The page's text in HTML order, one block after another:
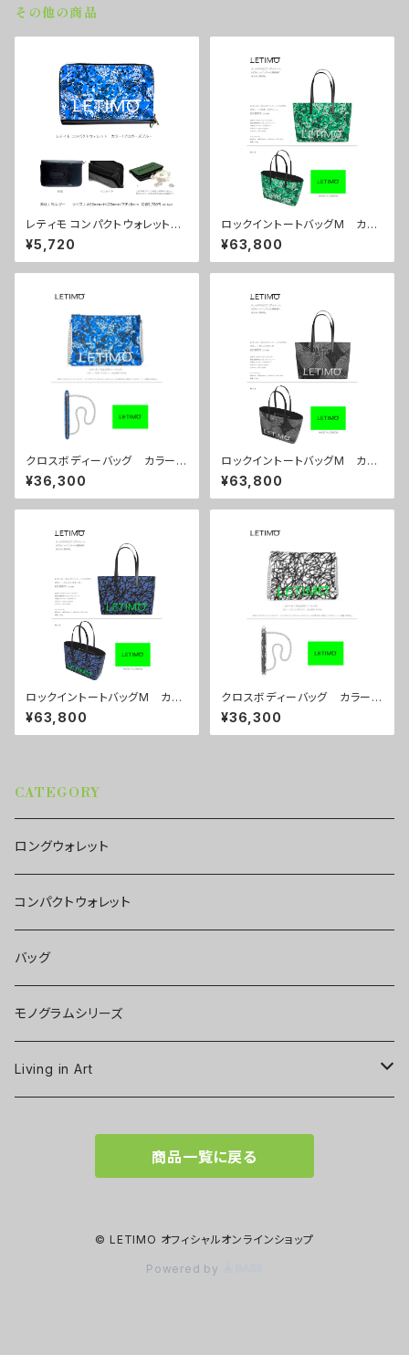
その他の商品
レティモ コンパクトウォレット
カラー/プロポーズブルー ■配
送まで3週間
¥5,720
ロックイントートバッグM カラ
ー/プロポーズグリーン ■配送
まで約１か月
¥63,800
クロスボディーバッグ カラー/
プロポーズブルー ■配送まで
約１か月
¥36,300
ロックイントートバッグM カラ
ー/センスブラック ■配送まで
約１か月
¥63,800
ロックイントートバッグM カラ
ー/ブレインズネイビー ■配送
まで約１か月
¥63,800
クロスボディーバッグ カラー/
ブレインズホワイト ■配送ま
で約１か月
¥36,300
CATEGORY
ロングウォレット
コンパクトウォレット
バッグ
モノグラムシリーズ
Living in Art
商品一覧に戻る
© LETIMO オフィシャルオンラインショップ
Powered by